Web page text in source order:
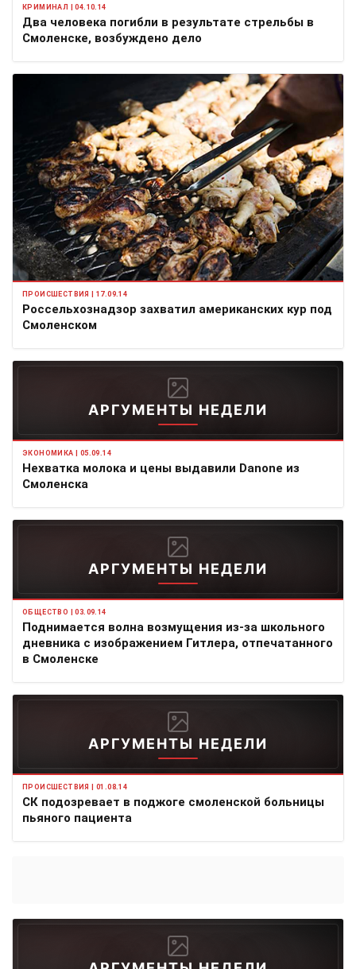
КРИМИНАЛ | 04.10.14
Два человека погибли в результате стрельбы в
Смоленске, возбуждено дело
ПРОИСШЕСТВИЯ | 17.09.14
Россельхознадзор захватил американских кур под
Смоленском
АРГУМЕНТЫ НЕДЕЛИ
ЭКОНОМИКА | 05.09.14
Нехватка молока и цены выдавили Danone из
Смоленска
АРГУМЕНТЫ НЕДЕЛИ
ОБЩЕСТВО | 03.09.14
Поднимается волна возмущения из-за школьного
дневника с изображением Гитлера, отпечатанного
в Смоленске
АРГУМЕНТЫ НЕДЕЛИ
ПРОИСШЕСТВИЯ | 01.08.14
СК подозревает в поджоге смоленской больницы
пьяного пациента